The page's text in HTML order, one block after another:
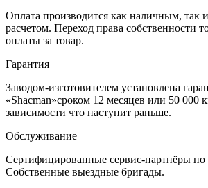
Оплата производится как наличным, так
расчетом. Переход права собственности
оплаты за товар.
Гарантия
Заводом-изготовителем установлена
«Shacman»сроком 12 месяцев или 50 000
зависимости что наступит раньше.
Обслуживание
Сертифицированные сервис-партнёры по
Собственные выездные бригады.